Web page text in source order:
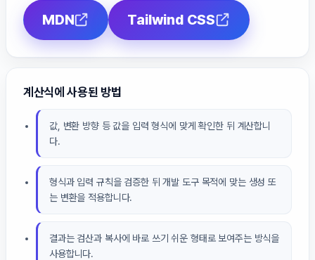
MDN Tailwind CSS
계산식에 사용된 방법
값, 변환 방향 등 값을 입력 형식에 맞게 확인한 뒤 계산합니
다.
형식과 입력 규칙을 검증한 뒤 개발 도구 목적에 맞는 생성 또
는 변환을 적용합니다.
결과는 검산과 복사에 바로 쓰기 쉬운 형태로 보여주는 방식을
사용합니다.